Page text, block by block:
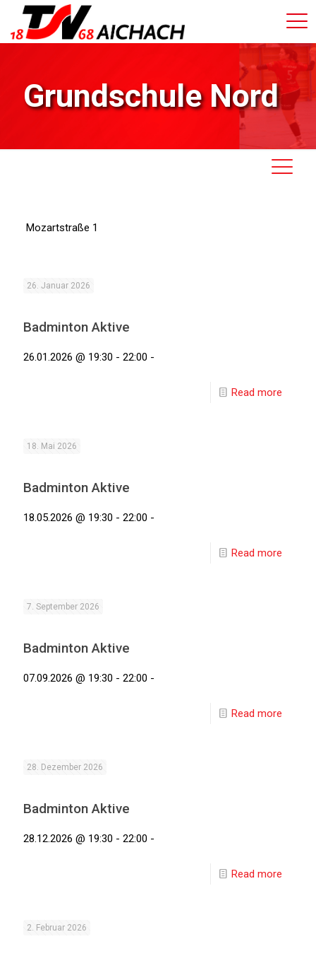
Grundschule Nord
Mozartstraße 1
26. Januar 2026
Badminton Aktive
26.01.2026 @ 19:30 - 22:00 -
Read more
18. Mai 2026
Badminton Aktive
18.05.2026 @ 19:30 - 22:00 -
Read more
7. September 2026
Badminton Aktive
07.09.2026 @ 19:30 - 22:00 -
Read more
28. Dezember 2026
Badminton Aktive
28.12.2026 @ 19:30 - 22:00 -
Read more
2. Februar 2026